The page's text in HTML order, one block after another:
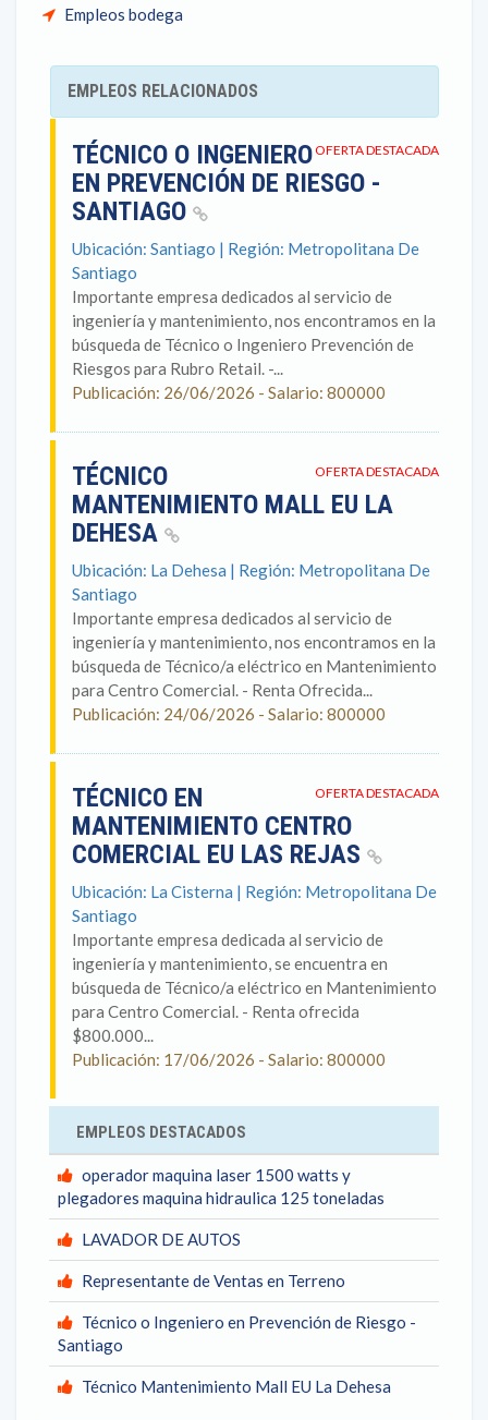
Empleos bodega
EMPLEOS RELACIONADOS
OFERTA DESTACADA
TÉCNICO O INGENIERO
EN PREVENCIÓN DE RIESGO -
SANTIAGO
Ubicación: Santiago | Región: Metropolitana De
Santiago
Importante empresa dedicados al servicio de
ingeniería y mantenimiento, nos encontramos en la
búsqueda de Técnico o Ingeniero Prevención de
Riesgos para Rubro Retail. -...
Publicación: 26/06/2026 - Salario: 800000
OFERTA DESTACADA
TÉCNICO
MANTENIMIENTO MALL EU LA
DEHESA
Ubicación: La Dehesa | Región: Metropolitana De
Santiago
Importante empresa dedicados al servicio de
ingeniería y mantenimiento, nos encontramos en la
búsqueda de Técnico/a eléctrico en Mantenimiento
para Centro Comercial. - Renta Ofrecida...
Publicación: 24/06/2026 - Salario: 800000
OFERTA DESTACADA
TÉCNICO EN
MANTENIMIENTO CENTRO
COMERCIAL EU LAS REJAS
Ubicación: La Cisterna | Región: Metropolitana De
Santiago
Importante empresa dedicada al servicio de
ingeniería y mantenimiento, se encuentra en
búsqueda de Técnico/a eléctrico en Mantenimiento
para Centro Comercial. - Renta ofrecida
$800.000...
Publicación: 17/06/2026 - Salario: 800000
EMPLEOS DESTACADOS
operador maquina laser 1500 watts y
plegadores maquina hidraulica 125 toneladas
LAVADOR DE AUTOS
Representante de Ventas en Terreno
Técnico o Ingeniero en Prevención de Riesgo -
Santiago
Técnico Mantenimiento Mall EU La Dehesa